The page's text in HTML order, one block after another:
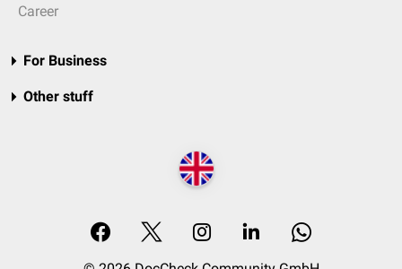
Career
For Business
Other stuff